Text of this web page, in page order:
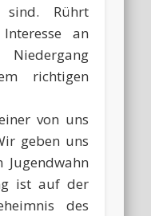
sind. Rührt
an
Niedergang
richtigen
von uns
geben uns
ist auf der
des